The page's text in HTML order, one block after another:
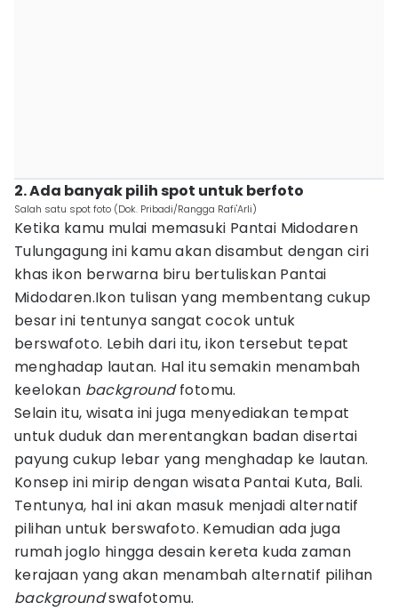
2. Ada banyak pilih spot untuk berfoto
Salah satu spot foto (Dok. Pribadi/Rangga Rafi'Arli)
Ketika kamu mulai memasuki Pantai Midodaren
Tulungagung ini kamu akan disambut dengan ciri
khas ikon berwarna biru bertuliskan Pantai
Midodaren.Ikon tulisan yang membentang cukup
besar ini tentunya sangat cocok untuk
berswafoto. Lebih dari itu, ikon tersebut tepat
menghadap lautan. Hal itu semakin menambah
keelokan backgroundfotomu.
Selain itu, wisata ini juga menyediakan tempat
untuk duduk dan merentangkan badan disertai
payung cukup lebar yang menghadap ke lautan.
Konsep ini mirip dengan wisata Pantai Kuta, Bali.
Tentunya, hal ini akan masuk menjadi alternatif
pilihan untuk berswafoto. Kemudian ada juga
rumah joglo hingga desain kereta kuda zaman
kerajaan yang akan menambah alternatif pilihan
backgroundswafotomu.